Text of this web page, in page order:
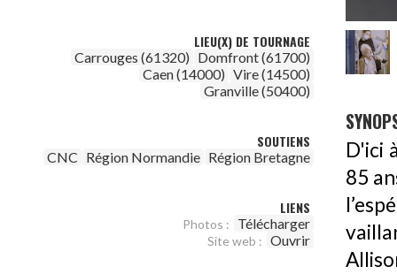
LIEU(X) DE TOURNAGE
Carrouges (61320) Domfront (61700)
Caen (14000) Vire (14500)
Granville (50400)
SOUTIENS
CNC Région Normandie Région Bretagne
LIENS
Photos : Télécharger
Site web : Ouvrir
D'ici
85